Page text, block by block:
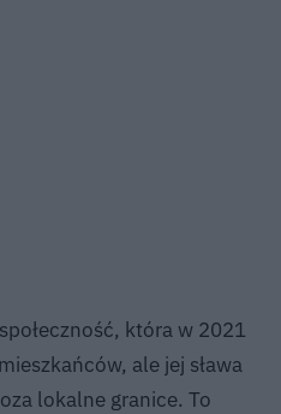
która w 2021
ale jej sława
lokalne granice. To